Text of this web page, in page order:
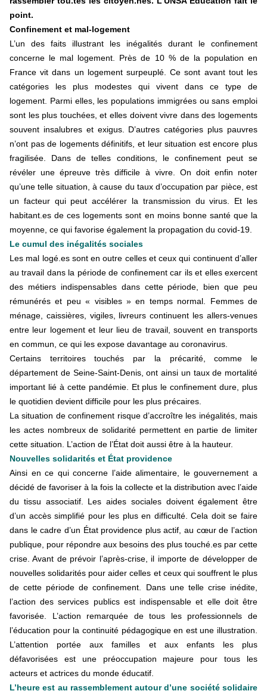
point.
Confinement et mal-logement
L’un des faits illustrant les inégalités durant le confinement
concerne le mal logement. Près de 10 % de la population en
France vit dans un logement surpeuplé. Ce sont avant tout les
catégories les plus modestes qui vivent dans ce type de
logement. Parmi elles, les populations immigrées ou sans emploi
sont les plus touchées, et elles doivent vivre dans des logements
souvent insalubres et exigus. D’autres catégories plus pauvres
n’ont pas de logements définitifs, et leur situation est encore plus
fragilisée. Dans de telles conditions, le confinement peut se
révéler une épreuve très difficile à vivre. On doit enfin noter
qu’une telle situation, à cause du taux d’occupation par pièce, est
un facteur qui peut accélérer la transmission du virus. Et les
habitant.es de ces logements sont en moins bonne santé que la
moyenne, ce qui favorise également la propagation du covid-19.
Le cumul des inégalités sociales
Les mal logé.es sont en outre celles et ceux qui continuent d’aller
au travail dans la période de confinement car ils et elles exercent
des métiers indispensables dans cette période, bien que peu
rémunérés et peu « visibles » en temps normal. Femmes de
ménage, caissières, vigiles, livreurs continuent les allers-venues
entre leur logement et leur lieu de travail, souvent en transports
en commun, ce qui les expose davantage au coronavirus.
Certains territoires touchés par la précarité, comme le
département de Seine-Saint-Denis, ont ainsi un taux de mortalité
important lié à cette pandémie. Et plus le confinement dure, plus
le quotidien devient difficile pour les plus précaires.
La situation de confinement risque d’accroître les inégalités, mais
les actes nombreux de solidarité permettent en partie de limiter
cette situation. L’action de l’État doit aussi être à la hauteur.
Nouvelles solidarités et État providence
Ainsi en ce qui concerne l’aide alimentaire, le gouvernement a
décidé de favoriser à la fois la collecte et la distribution avec l’aide
du tissu associatif. Les aides sociales doivent également être
d’un accès simplifié pour les plus en difficulté. Cela doit se faire
dans le cadre d’un État providence plus actif, au cœur de l’action
publique, pour répondre aux besoins des plus touché.es par cette
crise. Avant de prévoir l’après-crise, il importe de développer de
nouvelles solidarités pour aider celles et ceux qui souffrent le plus
de cette période de confinement. Dans une telle crise inédite,
l’action des services publics est indispensable et elle doit être
favorisée. L’action remarquée de tous les professionnels de
l’éducation pour la continuité pédagogique en est une illustration.
L’attention portée aux familles et aux enfants les plus
défavorisées est une préoccupation majeure pour tous les
acteurs et actrices du monde éducatif.
L’heure est au rassemblement autour d’une société solidaire